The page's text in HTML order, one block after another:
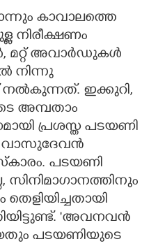
കാവാലത്തെ
നിരീക്ഷണം
മറ്റ് അവാർഡുകൾ
നിന്നു
നൽകുന്നത്. ഇക്കുറി,​
അമ്പതാം
പ്രശസ്ത പടയണി
വാസുദേവൻ
പടയണി
സിനിമാഗാനത്തിനും
'അവനവൻ
പടയണിയുടെ